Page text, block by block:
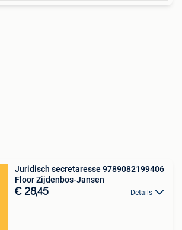
Juridisch secretaresse 9789082199406
Floor Zijdenbos-Jansen
€ 28,45 Details